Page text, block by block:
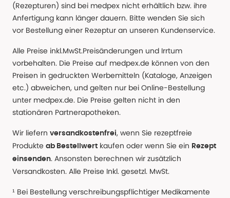
(Rezepturen) sind bei medpex nicht erhältlich bzw. ihre
Anfertigung kann länger dauern. Bitte wenden Sie sich
vor Bestellung einer Rezeptur an unseren Kundenservice.
Alle Preise inkl.MwSt.Preisänderungen und Irrtum
vorbehalten. Die Preise auf medpex.de können von den
Preisen in gedruckten Werbemitteln (Kataloge, Anzeigen
etc.) abweichen, und gelten nur bei Online-Bestellung
unter medpex.de. Die Preise gelten nicht in den
stationären Partnerapotheken.
Wir liefern versandkostenfrei, wenn Sie rezeptfreie
Produkte ab Bestellwert kaufen oder wenn Sie ein Rezept
einsenden. Ansonsten berechnen wir zusätzlich
Versandkosten. Alle Preise Inkl. gesetzl. MwSt.
¹ Bei Bestellung verschreibungspflichtiger Medikamente